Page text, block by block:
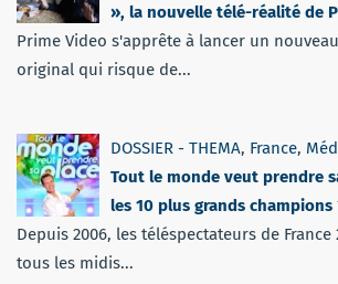
», la nouvelle télé-réalité de
Prime Video s'apprête à lancer un
original qui risque de...
DOSSIER - THEMA, France,
Tout le monde veut prendre
les 10 plus grands champions
Depuis 2006, les téléspectateurs de
tous les midis...